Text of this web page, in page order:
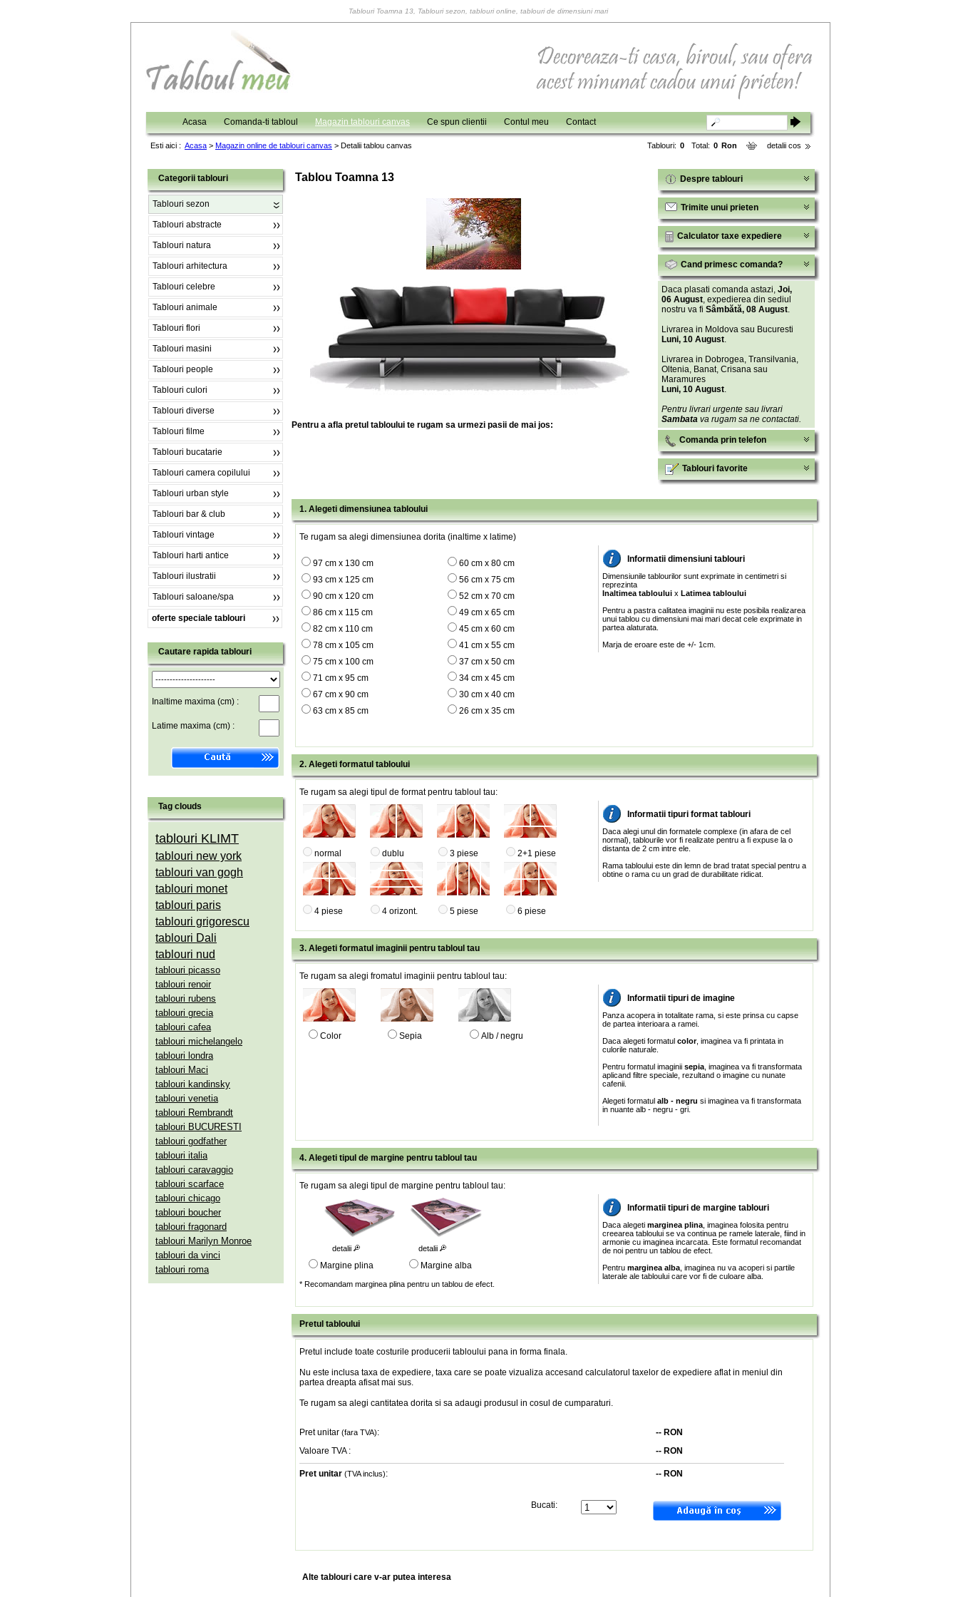
Tablouri Toamna 13, Tablouri sezon, tablouri online, tablouri de dimensiuni mari
Acasa Comanda-ti tabloul Magazin tablouri canvas Ce spun clientii Contul meu Contact
Esti aici : Acasa > Magazin online de tablouri canvas > Detalii tablou canvas detalii cos
Tablouri: 0 Total: 0 Ron
Categorii tablouri
Tablouri sezon
Tablouri abstracte
Tablouri natura
Tablouri arhitectura
Tablouri celebre
Tablouri animale
Tablouri flori
Tablouri masini
Tablouri people
Tablouri culori
Tablouri diverse
Tablouri filme
Tablouri bucatarie
Tablouri camera copilului
Tablouri urban style
Tablouri bar & club
Tablouri vintage
Tablouri harti antice
Tablouri ilustratii
Tablouri saloane/spa
oferte speciale tablouri
Cautare rapida tablouri
Inaltime maxima (cm) :
Latime maxima (cm) :
Tag clouds
tablouri KLIMT
tablouri new york
tablouri van gogh
tablouri monet
tablouri paris
tablouri grigorescu
tablouri Dali
tablouri nud
tablouri picasso
tablouri renoir
tablouri rubens
tablouri grecia
tablouri cafea
tablouri michelangelo
tablouri londra
tablouri Maci
tablouri kandinsky
tablouri venetia
tablouri Rembrandt
tablouri BUCURESTI
tablouri godfather
tablouri italia
tablouri caravaggio
tablouri scarface
tablouri chicago
tablouri boucher
tablouri fragonard
tablouri Marilyn Monroe
tablouri da vinci
tablouri roma
Tablou Toamna 13 Despre tablouri
Trimite unui prieten
Calculator taxe expediere
Cand primesc comanda?
Daca plasati comanda astazi, Joi,
06 August, expedierea din sediul
nostru va fi Sâmbătă, 08 August.
Livrarea in Moldova sau Bucuresti
Luni, 10 August.
Livrarea in Dobrogea, Transilvania,
Oltenia, Banat, Crisana sau
Maramures
Luni, 10 August.
Pentru livrari urgente sau livrari
Sambata va rugam sa ne contactati.
Comanda prin telefon
Tablouri favorite
Pentru a afla pretul tabloului te rugam sa urmezi pasii de mai jos:
1. Alegeti dimensiunea tabloului
Te rugam sa alegi dimensiunea dorita (inaltime x latime)
97 cm x 130 cm
60 cm x 80 cm
93 cm x 125 cm
56 cm x 75 cm
90 cm x 120 cm
52 cm x 70 cm
86 cm x 115 cm
49 cm x 65 cm
82 cm x 110 cm
45 cm x 60 cm
78 cm x 105 cm
41 cm x 55 cm
75 cm x 100 cm
37 cm x 50 cm
71 cm x 95 cm
34 cm x 45 cm
67 cm x 90 cm
30 cm x 40 cm
63 cm x 85 cm
26 cm x 35 cm
Informatii dimensiuni tablouri
Dimensiunile tablourilor sunt exprimate in centimetri si
reprezinta
Inaltimea tabloului x Latimea tabloului
Pentru a pastra calitatea imaginii nu este posibila realizarea
unui tablou cu dimensiuni mai mari decat cele exprimate in
partea alaturata.
Marja de eroare este de +/- 1cm.
2. Alegeti formatul tabloului
Te rugam sa alegi tipul de format pentru tabloul tau:
normal dublu 3 piese 2+1 piese
Informatii tipuri format tablouri
Daca alegi unul din formatele complexe (in afara de cel
normal), tablourile vor fi realizate pentru a fi expuse la o
distanta de 2 cm intre ele.
Rama tabloului este din lemn de brad tratat special pentru a
obtine o rama cu un grad de durabilitate ridicat.
4 piese 4 orizont. 5 piese 6 piese
3. Alegeti formatul imaginii pentru tabloul tau
Te rugam sa alegi fromatul imaginii pentru tabloul tau:
Color Sepia Alb / negru
Informatii tipuri de imagine
Panza acopera in totalitate rama, si este prinsa cu capse
de partea interioara a ramei.
Daca alegeti formatul color, imaginea va fi printata in
culorile naturale.
Pentru formatul imaginii sepia , imaginea va fi transformata
aplicand filtre speciale, rezultand o imagine cu nunate
cafenii.
Alegeti formatul alb - negru si imaginea va fi transformata
in nuante alb - negru - gri.
4. Alegeti tipul de margine pentru tabloul tau
Te rugam sa alegi tipul de margine pentru tabloul tau:
detalii detalii
Margine plina Margine alba
* Recomandam marginea plina pentru un tablou de efect.
Informatii tipuri de margine tablouri
Daca alegeti marginea plina , imaginea folosita pentru
creearea tabloului se va continua pe ramele laterale, fiind in
armonie cu imaginea incarcata. Este formatul recomandat
de noi pentru un tablou de efect.
Pentru marginea alba , imaginea nu va acoperi si partile
laterale ale tabloului care vor fi de culoare alba.
Pretul tabloului
Pretul include toate costurile producerii tabloului pana in forma finala.
Nu este inclusa taxa de expediere, taxa care se poate vizualiza accesand calculatorul taxelor de expediere aflat in meniul din
partea dreapta afisat mai sus.
Te rugam sa alegi cantitatea dorita si sa adaugi produsul in cosul de cumparaturi.
Pret unitar (fara TVA): -- RON
Valoare TVA : -- RON
Pret unitar (TVA inclus): -- RON
Bucati:
Alte tablouri care v-ar putea interesa